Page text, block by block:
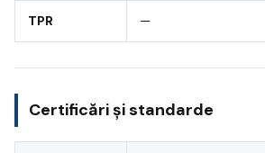
TPR —
Certificări și standarde